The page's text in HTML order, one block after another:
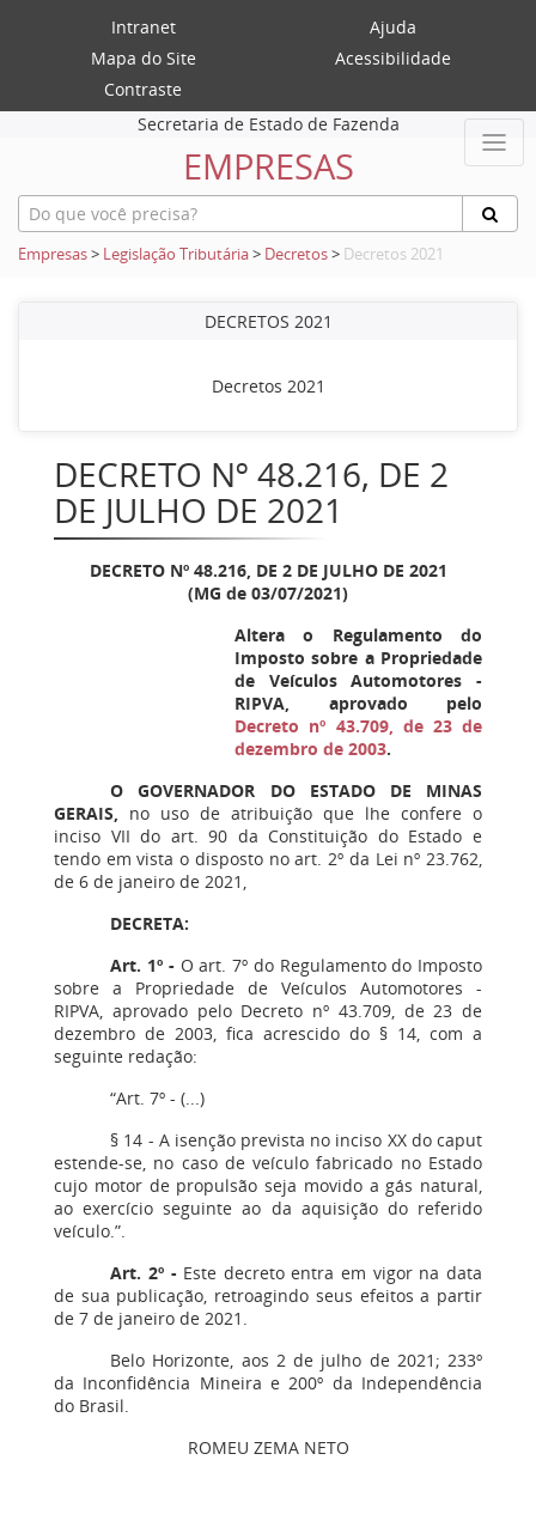
Intranet
Ajuda
Mapa do Site
Acessibilidade
Contraste
Secretaria de Estado de Fazenda
EMPRESAS
Empresas> Legislação Tributária> Decretos> Decretos 2021
DECRETOS 2021
Decretos 2021
DECRETO Nº 48.216, DE 2
DE JULHO DE 2021
DECRETO Nº 48.216, DE 2 DE JULHO DE 2021
(MG de 03/07/2021)
Altera o Regulamento do
Imposto sobre a Propriedade
de Veículos Automotores -
RIPVA, aprovado pelo
Decreto nº 43.709, de 23 de
dezembro de 2003.
O GOVERNADOR DO ESTADO DE MINAS
GERAIS, no uso de atribuição que lhe confere o
inciso VII do art. 90 da Constituição do Estado e
tendo em vista o disposto no art. 2º da Lei nº 23.762,
de 6 de janeiro de 2021,
DECRETA:
Art. 1º - O art. 7º do Regulamento do Imposto
sobre a Propriedade de Veículos Automotores -
RIPVA, aprovado pelo Decreto nº 43.709, de 23 de
dezembro de 2003, fica acrescido do § 14, com a
seguinte redação:
“Art. 7º - (...)
§ 14 - A isenção prevista no inciso XX do caput
estende-se, no caso de veículo fabricado no Estado
cujo motor de propulsão seja movido a gás natural,
ao exercício seguinte ao da aquisição do referido
veículo.”.
Art. 2º - Este decreto entra em vigor na data
de sua publicação, retroagindo seus efeitos a partir
de 7 de janeiro de 2021.
Belo Horizonte, aos 2 de julho de 2021; 233º
da Inconfidência Mineira e 200º da Independência
do Brasil.
ROMEU ZEMA NETO